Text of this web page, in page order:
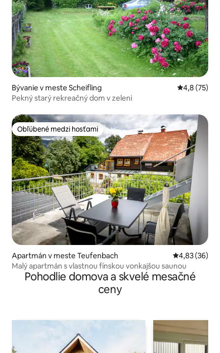
Bývanie v meste Scheifling Priemerné
4,8 (75)
Pekný starý rekreačný dom v zeleni
Obľúbené medzi hosťami
Obľúbené medzi hosťami
Apartmán v meste Teufenbach Priemerné
4,83 (36)
Malý apartmán s vlastnou fínskou vonkajšou saunou
Pohodlie domova a skvelé mesačné
ceny